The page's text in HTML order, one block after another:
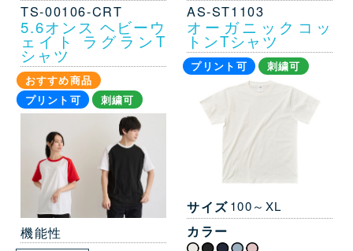
TS-00106-CRT
5.6オンス ヘビーウ
ェイト ラグランT
シャツ
おすすめ商品
プリント可
刺繍可
機能性
AS-ST1103
オーガニックコッ
トンTシャツ
プリント可 刺繍可
サイズ100～XL
カラー